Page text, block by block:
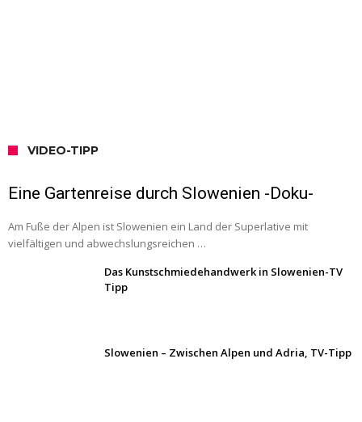
VIDEO-TIPP
Eine Gartenreise durch Slowenien -Doku-
Am Fuße der Alpen ist Slowenien ein Land der Superlative mit
vielfältigen und abwechslungsreichen …
Das Kunstschmiedehandwerk in Slowenien-TV
Tipp
Slowenien – Zwischen Alpen und Adria, TV-Tipp